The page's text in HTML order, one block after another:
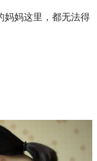
妈妈这里，都无法得